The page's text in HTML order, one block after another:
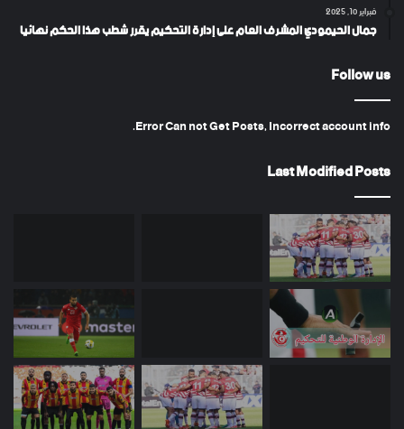
فبراير 10, 2025
جمال الحيمودي المشرف العام على إدارة التحكيم يقرر شطب هذا الحكم نهائيا
Follow us
Error Can not Get Posts, Incorrect account info.
Last Modified Posts